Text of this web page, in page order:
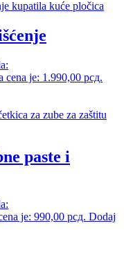
cena je: 1.990,00 рсд.
paste i
je: 990,00 рсд. Dodaj